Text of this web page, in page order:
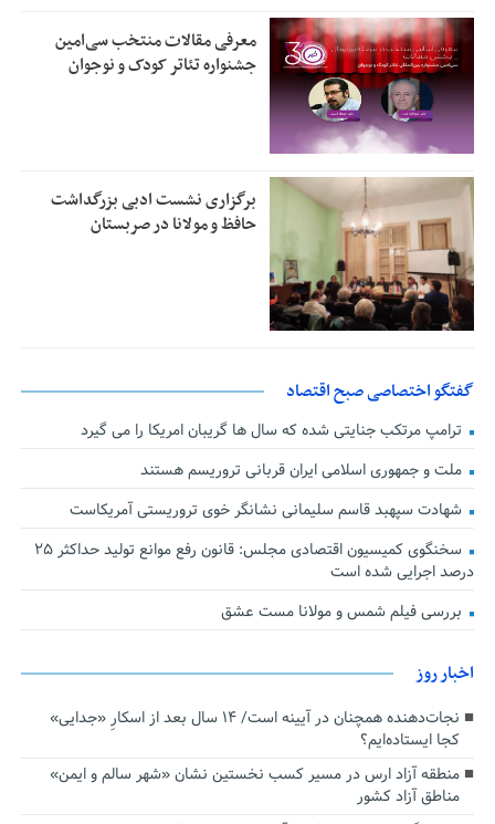
معرفی مقالات منتخب سی‌امین
جشنواره تئاتر کودک و نوجوان
برگزاری نشست ادبی بزرگداشت
حافظ و مولانا در صربستان
گفتگو اختصاصی صبح اقتصاد
ترامپ مرتکب جنایتی شده که سال ها گریبان امریکا را می گیرد
ملت و جمهوری اسلامی ایران قربانی تروریسم هستند
شهادت سپهبد قاسم سلیمانی نشانگر خوی تروریستی آمریکاست
سخنگوی کمیسیون اقتصادی مجلس: قانون رفع موانع تولید حداکثر ۲۵
درصد اجرایی شده است
بررسی فیلم شمس و مولانا مست عشق
اخبار روز
نجات‌دهنده‌ همچنان در آیینه است/ ۱۴ سال بعد از اسکارِ «جدایی»
کجا ایستاده‌ایم؟
منطقه آزاد ارس در مسیر کسب نخستین نشان «شهر سالم و ایمن»
مناطق آزاد کشور